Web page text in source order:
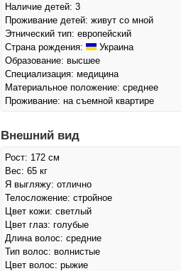
Наличие детей: 3
Проживание детей: живут со мной
Этнический тип: европейский
Страна рождения:
Украина
Образование: высшее
Специализация: медицина
Материальное положение: среднее
Проживание: на съемной квартире
Внешний вид
Рост: 172 см
Вес: 65 кг
Я выгляжу: отлично
Телосложение: стройное
Цвет кожи: светлый
Цвет глаз: голубые
Длина волос: средние
Тип волос: волнистые
Цвет волос: рыжие